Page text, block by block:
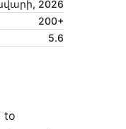
2026
200+
5.6
to